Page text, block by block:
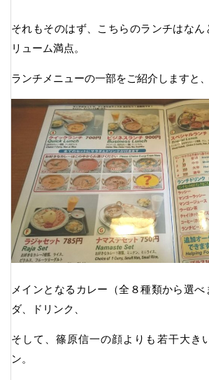
それもそのはず、こちらのランチはなん
リューム満点。
ランチメニューの一部をご紹介しますと、
メインとなるカレー（全８種類から選
ダ、ドリンク、
そして、篠原信一の顔よりも若干大き
ン。